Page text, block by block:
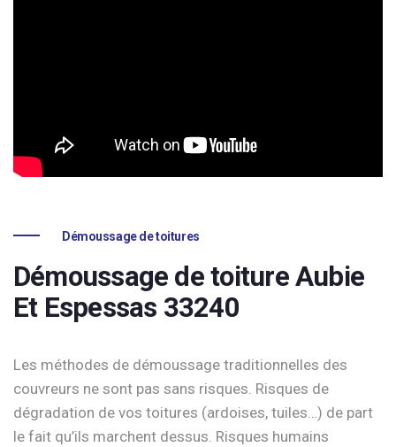
Démoussage de toitures
Démoussage de toiture Aubie
Et Espessas 33240
Les méthodes de démoussage traditionnelles des
couvreurs ne sont pas sans risques. Risques de
dégradation de vos toitures (ardoises, tuiles…) de part
le fait qu’ils marchent dessus. Risques humains